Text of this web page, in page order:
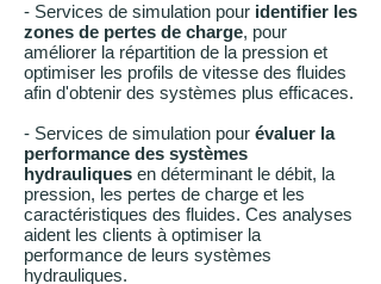
- Services de simulation pour identifier les
zones de pertes de charge, pour
améliorer la répartition de la pression et
optimiser les profils de vitesse des fluides
afin d'obtenir des systèmes plus efficaces.
- Services de simulation pour évaluer la
performance des systèmes
hydrauliques en déterminant le débit, la
pression, les pertes de charge et les
caractéristiques des fluides. Ces analyses
aident les clients à optimiser la
performance de leurs systèmes
hydrauliques.